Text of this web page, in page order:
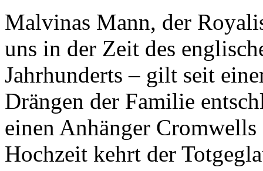
Malvinas Mann, der
uns in der Zeit des
Jahrhunderts – gilt seit
Drängen der Familie
einen Anhänger
Hochzeit kehrt der